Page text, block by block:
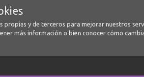
propias y de terceros para mejorar nuestros
más información o bien conocer cómo